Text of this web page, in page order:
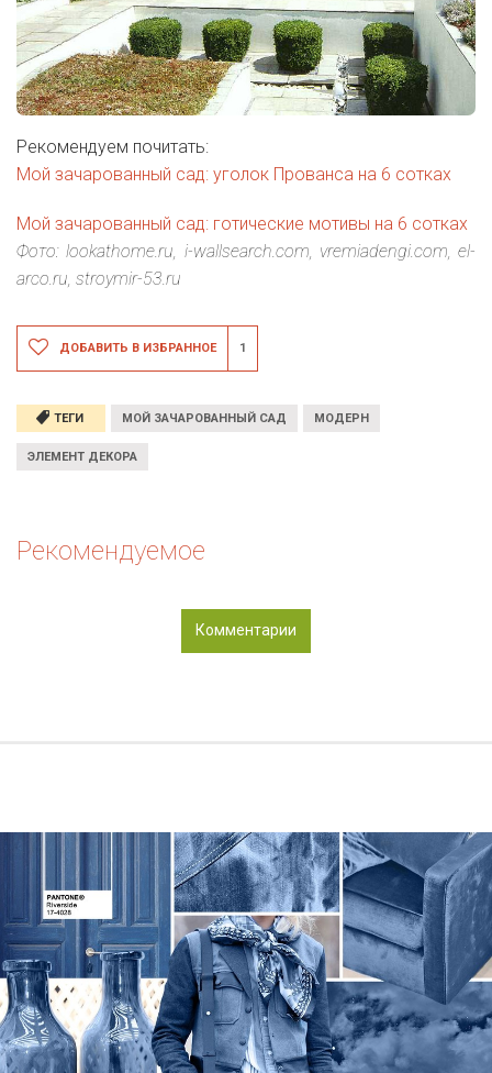
Рекомендуем почитать:
Мой зачарованный сад: уголок Прованса на 6 сотках
Мой зачарованный сад: готические мотивы на 6 сотках
Фото: lookathome.ru, i-wallsearch.com, vremiadengi.com, el-
arco.ru, stroymir-53.ru
ДОБАВИТЬ В ИЗБРАННОЕ 1
ТЕГИ МОЙ ЗАЧАРОВАННЫЙ САД МОДЕРН
ЭЛЕМЕНТ ДЕКОРА
Рекомендуемое
Комментарии